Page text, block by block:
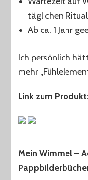
täglichen
Ab ca. 1 Jahr
Ich persönlich
mehr
Link zum Produkt:
Mein Wimmel –